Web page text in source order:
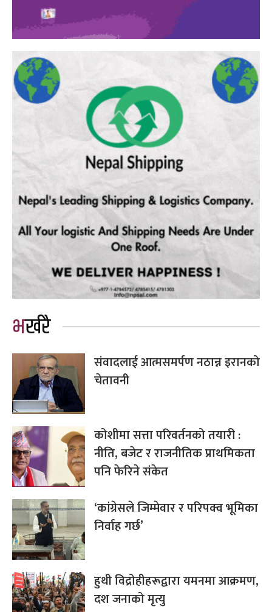
भर्खरै
संवादलाई आत्मसमर्पण नठान्न इरानको
चेतावनी
कोशीमा सत्ता परिवर्तनको तयारी :
नीति, बजेट र राजनीतिक प्राथमिकता
पनि फेरिने संकेत
‘कांग्रेसले जिम्मेवार र परिपक्व भूमिका
निर्वाह गर्छ’
हुथी विद्रोहीहरूद्वारा यमनमा आक्रमण,
दश जनाको मृत्यु